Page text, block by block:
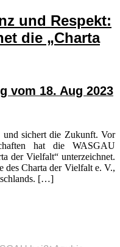
und Respekt:
die „Charta
vom 18. Aug 2023
sichert die Zukunft. Vor
hat die WASGAU
der Vielfalt“ unterzeichnet.
des Charta der Vielfalt e. V.,
[…]